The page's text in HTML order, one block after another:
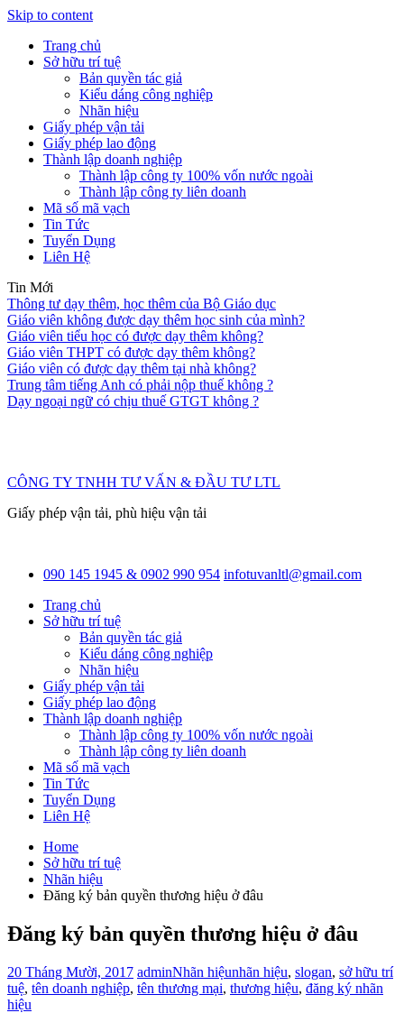
Skip to content
Trang chủ
Sở hữu trí tuệ
Bản quyền tác giả
Kiểu dáng công nghiệp
Nhãn hiệu
Giấy phép vận tải
Giấy phép lao động
Thành lập doanh nghiệp
Thành lập công ty 100% vốn nước ngoài
Thành lập công ty liên doanh
Mã số mã vạch
Tin Tức
Tuyển Dụng
Liên Hệ
Tin Mới
Thông tư dạy thêm, học thêm của Bộ Giáo dục
Giáo viên không được dạy thêm học sinh của mình?
Giáo viên tiểu học có được dạy thêm không?
Giáo viên THPT có được dạy thêm không?
Giáo viên có được dạy thêm tại nhà không?
Trung tâm tiếng Anh có phải nộp thuế không ?
Dạy ngoại ngữ có chịu thuế GTGT không ?
CÔNG TY TNHH TƯ VẤN & ĐẦU TƯ LTL
Giấy phép vận tải, phù hiệu vận tải
090 145 1945 & 0902 990 954 infotuvanltl@gmail.com
Trang chủ
Sở hữu trí tuệ
Bản quyền tác giả
Kiểu dáng công nghiệp
Nhãn hiệu
Giấy phép vận tải
Giấy phép lao động
Thành lập doanh nghiệp
Thành lập công ty 100% vốn nước ngoài
Thành lập công ty liên doanh
Mã số mã vạch
Tin Tức
Tuyển Dụng
Liên Hệ
Home
Sở hữu trí tuệ
Nhãn hiệu
Đăng ký bản quyền thương hiệu ở đâu
Đăng ký bản quyền thương hiệu ở đâu
20 Tháng Mười, 2017 adminNhãn hiệunhãn hiệu, slogan, sở hữu trí
tuệ, tên doanh nghiệp, tên thương mại, thương hiệu, đăng ký nhãn
hiệu